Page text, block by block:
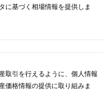
に基づく相場情報を提供しま
取引を行えるように、個人情報
価格情報の提供に取り組みま